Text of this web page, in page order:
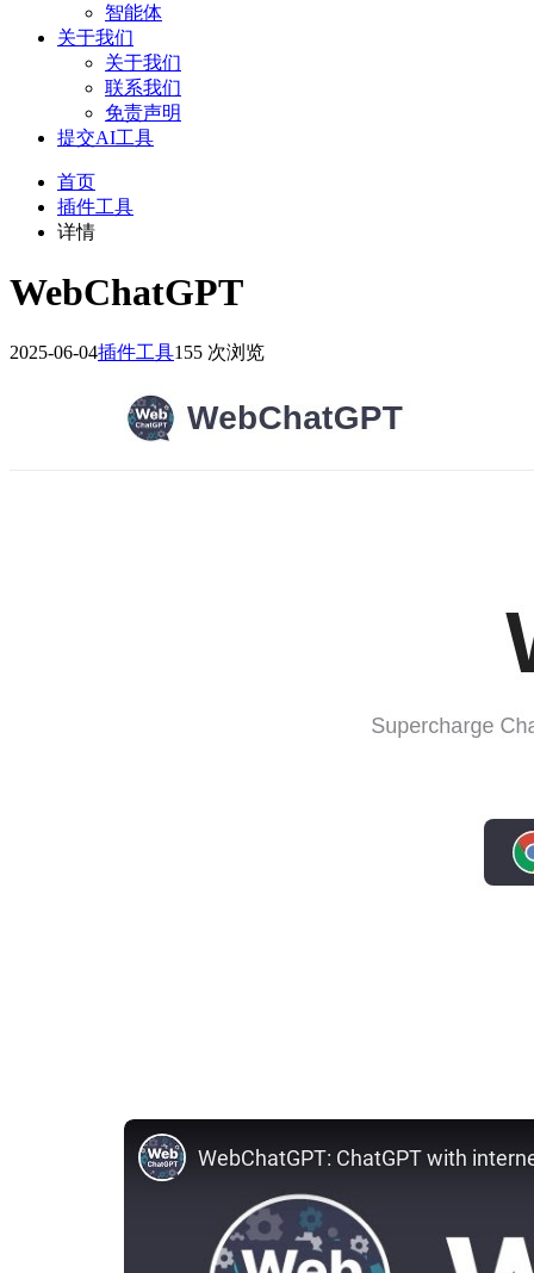
智能体
关于我们
关于我们
联系我们
免责声明
提交AI工具
首页
插件工具
详情
WebChatGPT
2025-06-04插件工具155 次浏览